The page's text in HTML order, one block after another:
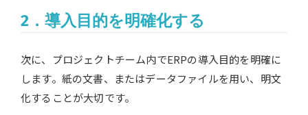
2．導入目的を明確化する
次に、プロジェクトチーム内でERPの導入目的を明確に
します。紙の文書、またはデータファイルを用い、明文
化することが大切です。